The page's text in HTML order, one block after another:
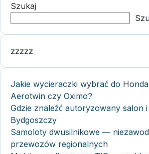
Szukaj
zzzzz
Jakie wycieraczki wybrać do
Aerotwin czy Oximo?
Gdzie znaleźć autoryzowany salon
Bydgoszczy
Samoloty dwusilnikowe —
przewozów regionalnych